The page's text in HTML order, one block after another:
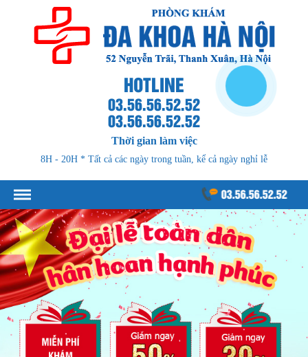
HOTLINE
03.56.56.52.52
03.56.56.52.52
Thời gian làm việc
8H - 20H * Tất cả các ngày trong tuần, kể cả ngày nghỉ lễ
03.56.56.52.52